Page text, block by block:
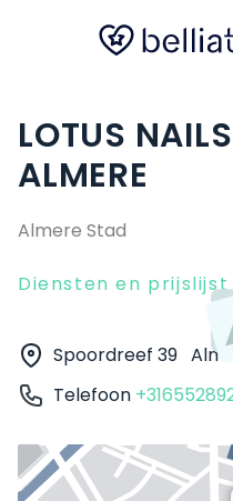
LOTUS
ALMERE
Almere Stad
Diensten en prijslijst
Spoordreef 39
Telefoon